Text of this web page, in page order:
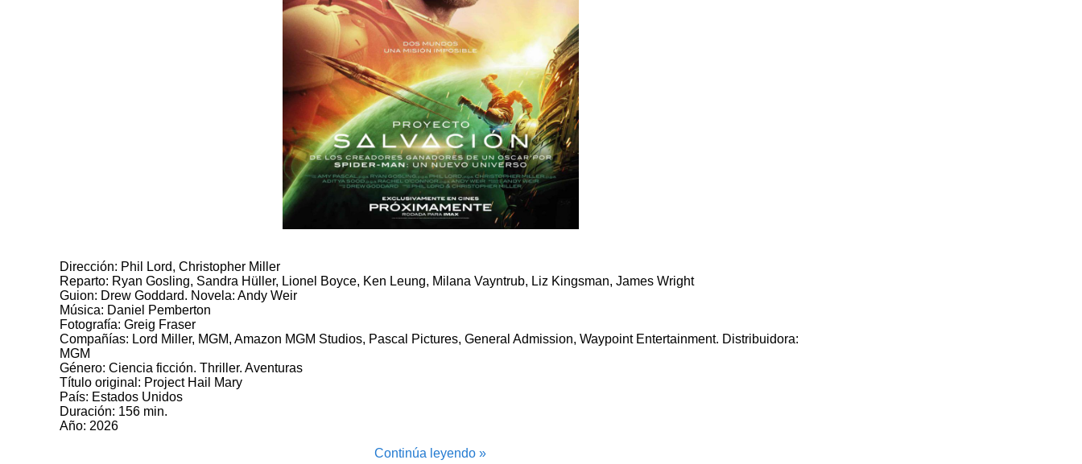
Dirección: Phil Lord, Christopher Miller
Reparto: Ryan Gosling, Sandra Hüller, Lionel Boyce, Ken Leung, Milana Vayntrub, Liz Kingsman, James Wright
Guion: Drew Goddard. Novela: Andy Weir
Música: Daniel Pemberton
Fotografía: Greig Fraser
Compañías: Lord Miller, MGM, Amazon MGM Studios, Pascal Pictures, General Admission, Waypoint Entertainment. Distribuidora:
MGM
Género: Ciencia ficción. Thriller. Aventuras
Título original: Project Hail Mary
País: Estados Unidos
Duración: 156 min.
Año: 2026
Continúa leyendo »